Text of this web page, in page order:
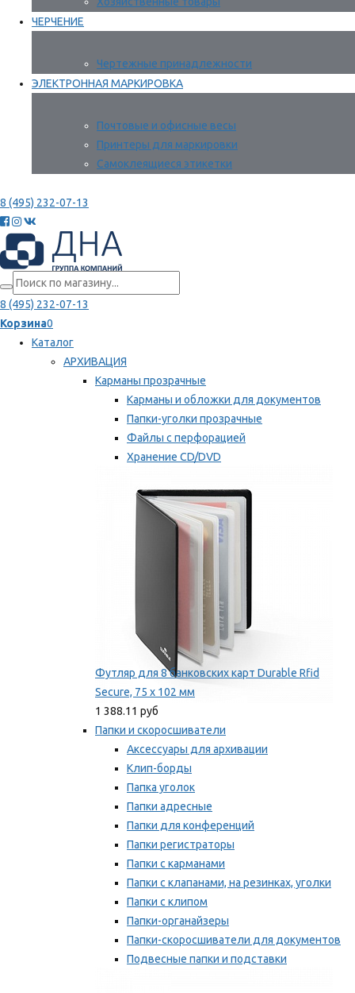
ЧЕРЧЕНИЕ
Чертежные принадлежности
ЭЛЕКТРОННАЯ МАРКИРОВКА
Почтовые и офисные весы
Принтеры для маркировки
Самоклеящиеся этикетки
8 (495) 232-07-13
8 (495) 232-07-13
Корзина0
Каталог
АРХИВАЦИЯ
Карманы прозрачные
Карманы и обложки для документов
Папки-уголки прозрачные
Файлы с перфорацией
Хранение CD/DVD
Мы рекомендуем
Футляр для 8 банковских карт Durable Rfid
Secure, 75 х 102 мм
1 388.11 руб
Папки и скоросшиватели
Аксессуары для архивации
Клип-борды
Папка уголок
Папки адресные
Папки для конференций
Папки регистраторы
Папки с карманами
Папки с клапанами, на резинках, уголки
Папки с клипом
Папки-органайзеры
Папки-скоросшиватели для документов
Подвесные папки и подставки